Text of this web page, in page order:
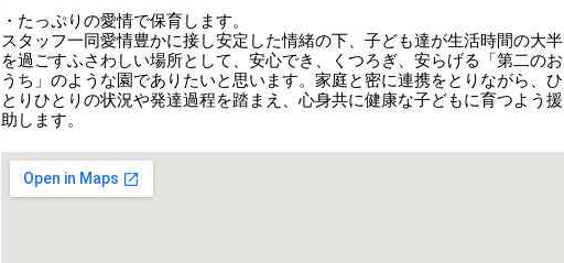
・たっぷりの愛情で保育します。
スタッフ一同愛情豊かに接し安定した情緒の下、子ども達が生活時間の大半
を過ごすふさわしい場所として、安心でき、くつろぎ、安らげる「第二のお
うち」のような園でありたいと思います。家庭と密に連携をとりながら、ひ
とりひとりの状況や発達過程を踏まえ、心身共に健康な子どもに育つよう援
助します。